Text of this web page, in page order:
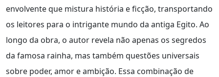
envolvente que mistura história e ficção, transportando
os leitores para o intrigante mundo da antiga Egito. Ao
longo da obra, o autor revela não apenas os segredos
da famosa rainha, mas também questões universais
sobre poder, amor e ambição. Essa combinação de